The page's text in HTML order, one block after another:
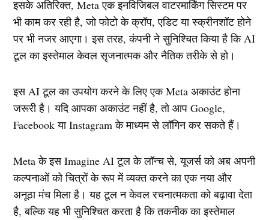
इसके अतिरिक्त, Meta एक इनविजिबल वाटरमार्किंग सिस्टम पर
भी काम कर रही है, जो फोटो के क्रॉप, एडिट या स्क्रीनशॉट होने
पर भी नजर आएगा। इस तरह, कंपनी ने सुनिश्चित किया है कि AI
टूल का इस्तेमाल केवल सृजनात्मक और नैतिक तरीके से हो।
इस AI टूल का उपयोग करने के लिए एक Meta अकाउंट होना
जरूरी है। यदि आपका अकाउंट नहीं है, तो आप Google,
Facebook या Instagram के माध्यम से लॉगिन कर सकते हैं।
Meta के इस Imagine AI टूल के लॉन्च से, यूजर्स को अब अपनी
कल्पनाओं को चित्रों के रूप में व्यक्त करने का एक नया और
अनूठा मंच मिला है। यह टूल न केवल रचनात्मकता को बढ़ावा देता
है, बल्कि यह भी सुनिश्चित करता है कि तकनीक का इस्तेमाल